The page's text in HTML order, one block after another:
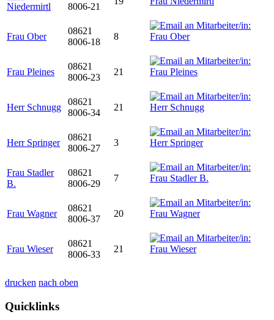
Niedermirtl
8006-21
Frau Ober
08621
8006-18
8
Frau Pleines
08621
8006-23
21
Herr Schnugg
08621
8006-34
21
Herr Springer
08621
8006-27
3
Frau Stadler
B.
08621
8006-29
7
Frau Wagner
08621
8006-37
20
Frau Wieser
08621
8006-33
21
drucken nach oben
Quicklinks